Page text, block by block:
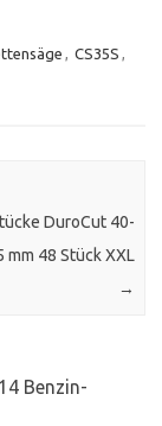
, CS35S ,
DuroCut 40-
mm 48 Stück XXL
→
Benzin-